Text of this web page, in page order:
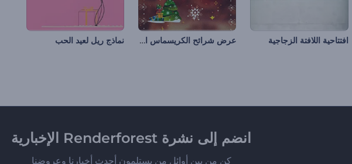
افتتاحية اللافتة الزجاجية عرض شرائح الكريسماس المتألق نماذج ريل لعيد الحب
انضم إلى نشرة Renderforest الإخبارية
كن من بين أوائل من يستلمون أحدث أخبارنا وعروضنا